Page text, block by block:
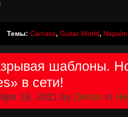
Темы: Carcass, Guitar World,
шаблоны.
в сети!
18, 2021 by Dimon in